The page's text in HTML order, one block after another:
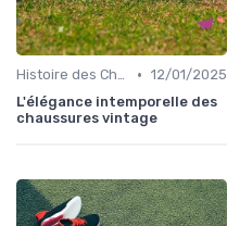
Histoire des Chaussures de Football • 12/01/2025
L'élégance intemporelle des
chaussures vintage